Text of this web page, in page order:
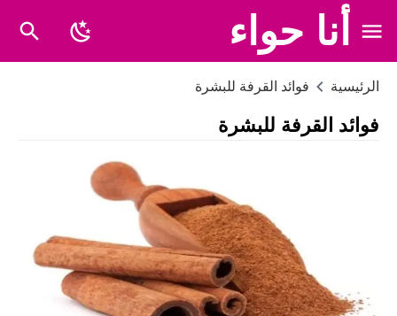
أنا حواء
الرئيسية فوائد القرفة للبشرة
فوائد القرفة للبشرة